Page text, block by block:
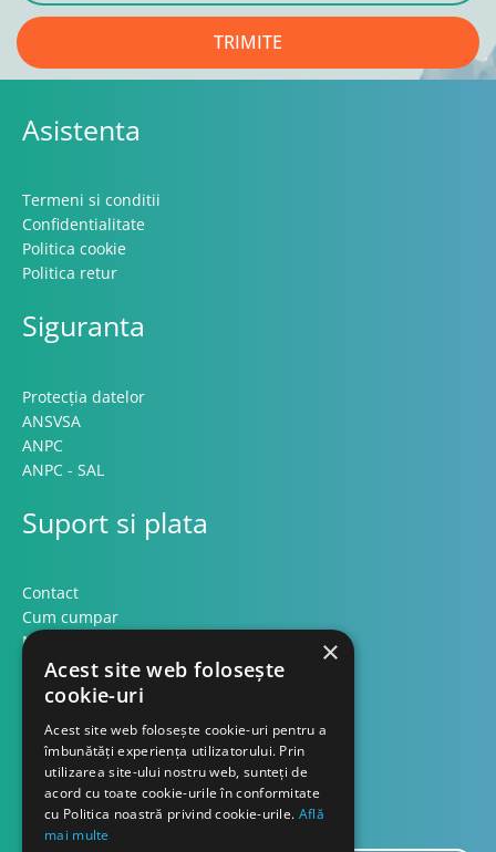
TRIMITE
Asistenta
Termeni si conditii
Confidentialitate
Politica cookie
Politica retur
Siguranta
Protecția datelor
ANSVSA
ANPC
ANPC - SAL
Suport si plata
Contact
Cum cumpar
Modalitati plata
Formular retur
Contact
Despre noi
Blog
×
Acest site web folosește
cookie-uri
Acest site web folosește cookie-uri pentru a
îmbunătăți experiența utilizatorului. Prin
utilizarea site-ului nostru web, sunteți de
acord cu toate cookie-urile în conformitate
cu Politica noastră privind cookie-urile. Află
mai multe